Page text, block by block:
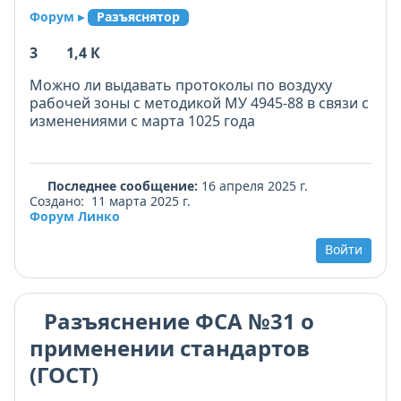
Форум ▸ Разъяснятор
3
1,4 К
Можно ли выдавать протоколы по воздуху
рабочей зоны с методикой МУ 4945-88 в связи с
изменениями с марта 1025 года
Последнее сообщение: 16 апреля 2025 г.
Создано: 11 марта 2025 г.
Форум Линко
Войти
Разъяснение ФСА №31 о
применении стандартов
(ГОСТ)